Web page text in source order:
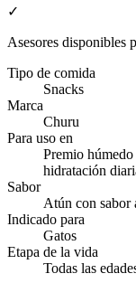
✓
Asesores disponibles
Tipo de comida
Snacks
Marca
Churu
Para uso en
Premio
hidratación
Sabor
Atún con sabor
Indicado para
Gatos
Etapa de la vida
Todas las